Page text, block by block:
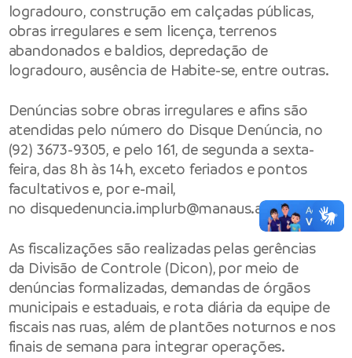
logradouro, construção em calçadas públicas,
obras irregulares e sem licença, terrenos
abandonados e baldios, depredação de
logradouro, ausência de Habite-se, entre outras.
Denúncias sobre obras irregulares e afins são
atendidas pelo número do Disque Denúncia, no
(92) 3673-9305, e pelo 161, de segunda a sexta-
feira, das 8h às 14h, exceto feriados e pontos
facultativos e, por e-mail,
no disquedenuncia.implurb@manaus.am.gov.br
As fiscalizações são realizadas pelas gerências
da Divisão de Controle (Dicon), por meio de
denúncias formalizadas, demandas de órgãos
municipais e estaduais, e rota diária da equipe de
fiscais nas ruas, além de plantões noturnos e nos
finais de semana para integrar operações.